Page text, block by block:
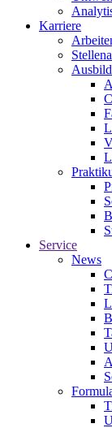
Karriere
Service
News